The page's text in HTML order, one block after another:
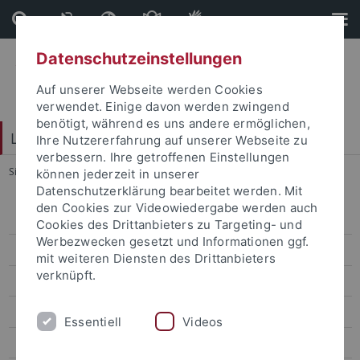
Direkt
zum
Inhalt
Direkt
zur
Fußleiste
LEAD Graduate School & Research Network
Sie sind hier: Startseite ... Mitglieder
Über uns
Mitglieder
LEAD-Mitglied werden
Gleichstellung
Datenschutzeinstellungen
Auf unserer Webseite werden Cookies
verwendet. Einige davon werden zwingend
benötigt, während es uns andere ermöglichen,
Ihre Nutzererfahrung auf unserer Webseite zu
verbessern. Ihre getroffenen Einstellungen
können jederzeit in unserer
Datenschutzerklärung bearbeitet werden. Mit
den Cookies zur Videowiedergabe werden auch
Cookies des Drittanbieters zu Targeting- und
Werbezwecken gesetzt und Informationen ggf.
mit weiteren Diensten des Drittanbieters
verknüpft.
Essentiell Videos